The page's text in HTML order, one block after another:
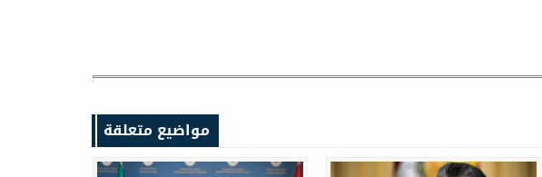
مواضيع متعلقة